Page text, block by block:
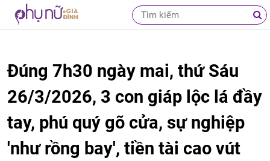
Đúng 7h30 ngày mai, thứ Sáu
26/3/2026, 3 con giáp lộc lá đầy
tay, phú quý gõ cửa, sự nghiệp
'như rồng bay', tiền tài cao vút